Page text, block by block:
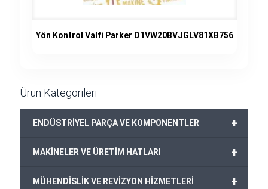
Yön Kontrol Valfi Parker D1VW20BVJGLV81XB756
Ürün Kategorileri
+
ENDÜSTRİYEL PARÇA VE KOMPONENTLER
+
MAKİNELER VE ÜRETİM HATLARI
+
MÜHENDİSLİK VE REVİZYON HİZMETLERİ